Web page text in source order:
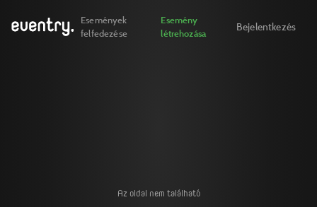
Események
felfedezése
Esemény
létrehozása
Bejelentkezés
Az oldal nem található